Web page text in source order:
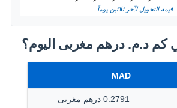
قيمة التحويل لآخر ثلاثين يوماً
MAD
0.2791 درهم مغربى